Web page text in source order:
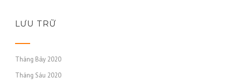
LƯU TRỮ
Tháng Bảy 2020
Tháng Sáu 2020